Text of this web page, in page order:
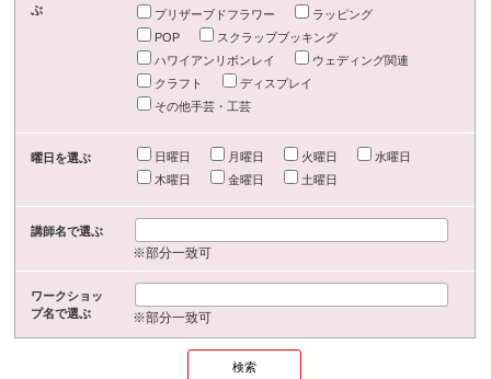
ぶ
プリザーブドフラワー
ラッピング
POP
スクラップブッキング
ハワイアンリボンレイ
ウェディング関連
クラフト
ディスプレイ
その他手芸・工芸
曜日を選ぶ 日曜日 月曜日 火曜日
水曜日
木曜日
金曜日 土曜日
講師名で選ぶ
※部分一致可
ワークショッ
プ名で選ぶ
※部分一致可